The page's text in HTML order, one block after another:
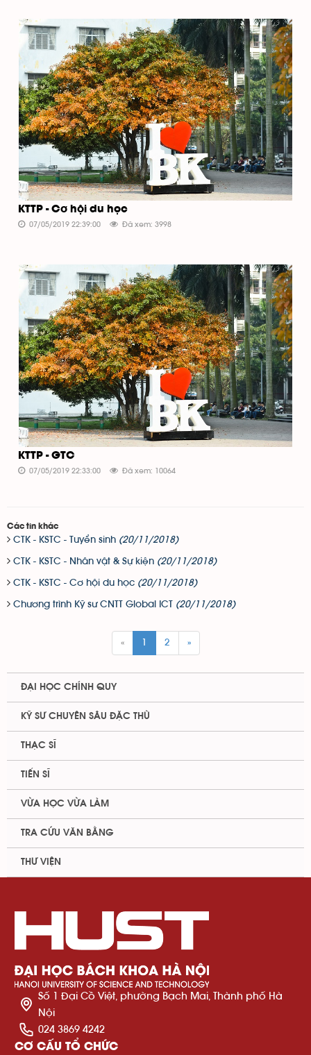
KTTP - Cơ hội du học
07/05/2019 22:39:00 Đã xem: 3998
KTTP - GTC
07/05/2019 22:33:00 Đã xem: 10064
Các tin khác
CTK - KSTC - Tuyển sinh (20/11/2018)
CTK - KSTC - Nhân vật & Sự kiện (20/11/2018)
CTK - KSTC - Cơ hội du học (20/11/2018)
Chương trình Kỹ sư CNTT Global ICT (20/11/2018)
« 1 2 »
ĐẠI HỌC CHÍNH QUY
KỸ SƯ CHUYÊN SÂU ĐẶC THÙ
THẠC SĨ
TIẾN SĨ
VỪA HỌC VỪA LÀM
TRA CỨU VĂN BẰNG
THƯ VIỆN
Số 1 Đại Cồ Việt, phường Bạch Mai, Thành phố Hà
Nội
024 3869 4242
CƠ CẤU TỔ CHỨC